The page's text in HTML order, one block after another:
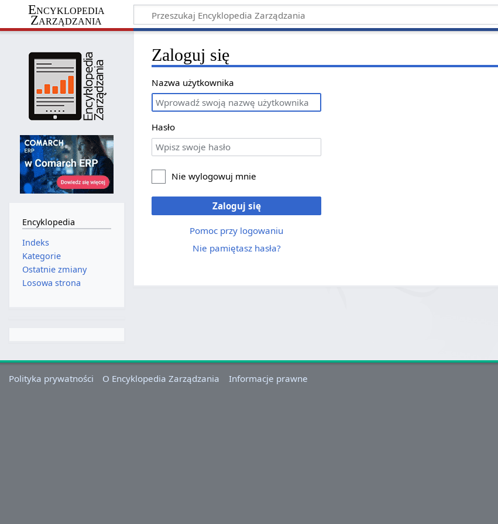
Encyklopedia
Zarządzania
Zaloguj się
Nazwa użytkownika
Hasło
Nie wylogowuj mnie
Zaloguj się
Pomoc przy logowaniu
Nie pamiętasz hasła?
Encyklopedia
Indeks
Kategorie
Ostatnie zmiany
Losowa strona
Polityka prywatności O Encyklopedia Zarządzania Informacje prawne